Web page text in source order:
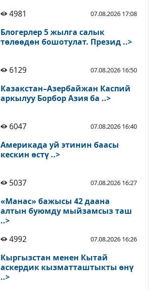
4981 07.08.2026 17:08
Блогерлер 5 жылга салык
төлөөдөн бошотулат. Презид ..>
6129 07.08.2026 16:50
Казакстан–Азербайжан Каспий
аркылуу Борбор Азия ба ..>
6047 07.08.2026 16:40
Америкада уй этинин баасы
кескин өстү ..>
5037 07.08.2026 16:27
«Манас» бажысы 42 даана
алтын буюмду мыйзамсыз таш
..>
4992
07.08.2026 16:26
Кыргызстан менен Кытай
аскердик кызматташтыкты өнү
..>